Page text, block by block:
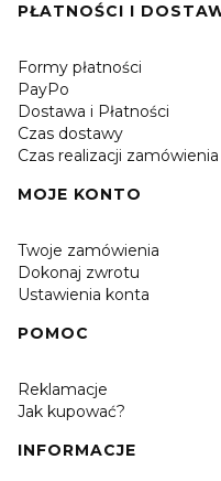
PŁATNOŚCI I
Formy płatności
PayPo
Dostawa i Płatności
Czas dostawy
Czas realizacji zamówienia
MOJE KONTO
Twoje zamówienia
Dokonaj zwrotu
Ustawienia konta
POMOC
Reklamacje
Jak kupować?
INFORMACJE